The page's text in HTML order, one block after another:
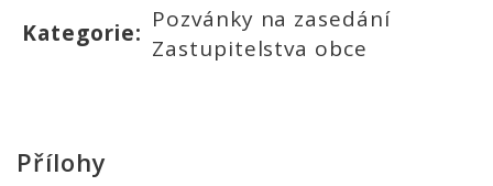
Kategorie: Pozvánky na zasedání
Zastupitelstva obce
Přílohy